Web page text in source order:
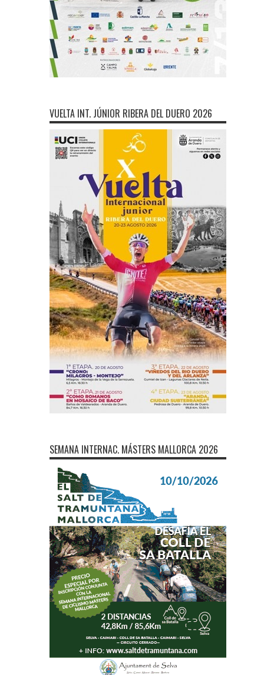
VUELTA INT. JÚNIOR RIBERA DEL DUERO 2026
SEMANA INTERNAC. MÁSTERS MALLORCA 2026